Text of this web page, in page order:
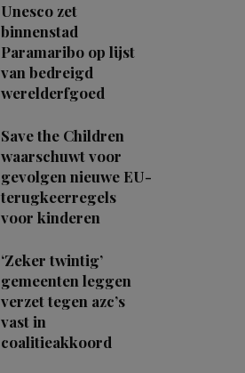
Unesco zet
binnenstad
Paramaribo op lijst
van bedreigd
werelderfgoed
Save the Children
waarschuwt voor
gevolgen nieuwe EU-
terugkeerregels
voor kinderen
‘Zeker twintig’
gemeenten leggen
verzet tegen azc’s
vast in
coalitieakkoord